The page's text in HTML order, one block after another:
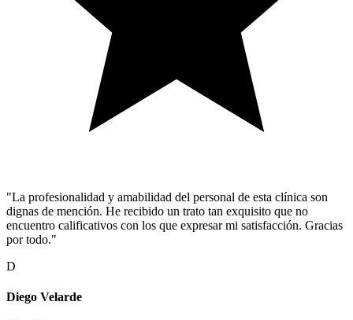
"La profesionalidad y amabilidad del personal de esta clínica son
dignas de mención. He recibido un trato tan exquisito que no
encuentro calificativos con los que expresar mi satisfacción. Gracias
por todo."
D
Diego Velarde